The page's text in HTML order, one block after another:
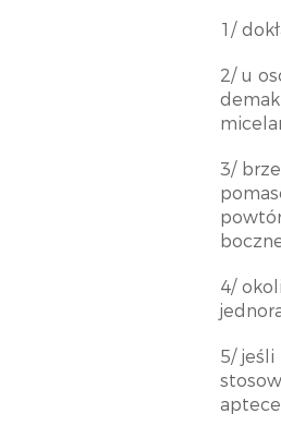
1/
2/ u
3/
4/
5/ jeśli
aptece